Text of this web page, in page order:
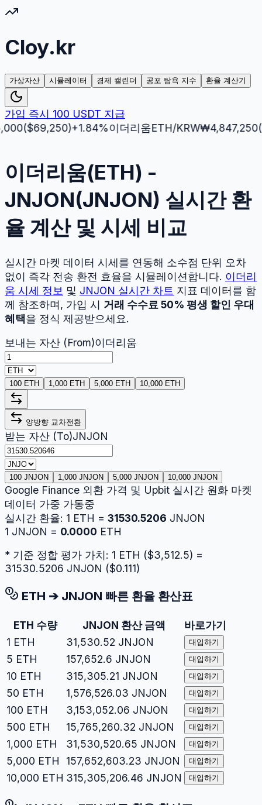
Cloy.kr
가상자산 시뮬레이터 경제 캘린더 공포 탐욕 지수 환율 계산기
가입 즉시 100 USDT 지급
69,250)+1.84%이더리움ETH/KRW₩4,847,250($
이더리움(ETH) -
JNJON(JNJON) 실시간 환
율 계산 및 시세 비교
실시간 마켓 데이터 시세를 연동해 소수점 단위 오차
없이 즉각 전송 환전 효율을 시뮬레이션합니다. 이더리
움 시세 정보 및 JNJON 실시간 차트 지표 데이터를 함
께 참조하며, 가입 시 거래 수수료 50% 평생 할인 우대
혜택을 정식 제공받으세요.
보내는 자산 (From)이더리움
100 ETH 1,000 ETH 5,000 ETH 10,000 ETH
양방향 교차전환
받는 자산 (To)JNJON
100 JNJON 1,000 JNJON 5,000 JNJON 10,000 JNJON
Google Finance 외환 가격 및 Upbit 실시간 원화 마켓
데이터 가중 가동중
실시간 환율: 1 ETH = 31530.5206 JNJON
1 JNJON = 0.0000 ETH
* 기준 정합 평가 가치: 1 ETH ($3,512.5) =
31530.5206 JNJON ($0.111)
ETH ➔ JNJON 빠른 환율 환산표
ETH 수량 JNJON 환산 금액
바로가기
1 ETH 31,530.52 JNJON 대입하기
5 ETH 157,652.6 JNJON 대입하기
10 ETH 315,305.21 JNJON 대입하기
50 ETH 1,576,526.03 JNJON 대입하기
100 ETH 3,153,052.06 JNJON 대입하기
500 ETH 15,765,260.32 JNJON 대입하기
1,000 ETH 31,530,520.65 JNJON 대입하기
5,000 ETH 157,652,603.23 JNJON 대입하기
10,000 ETH 315,305,206.46 JNJON 대입하기